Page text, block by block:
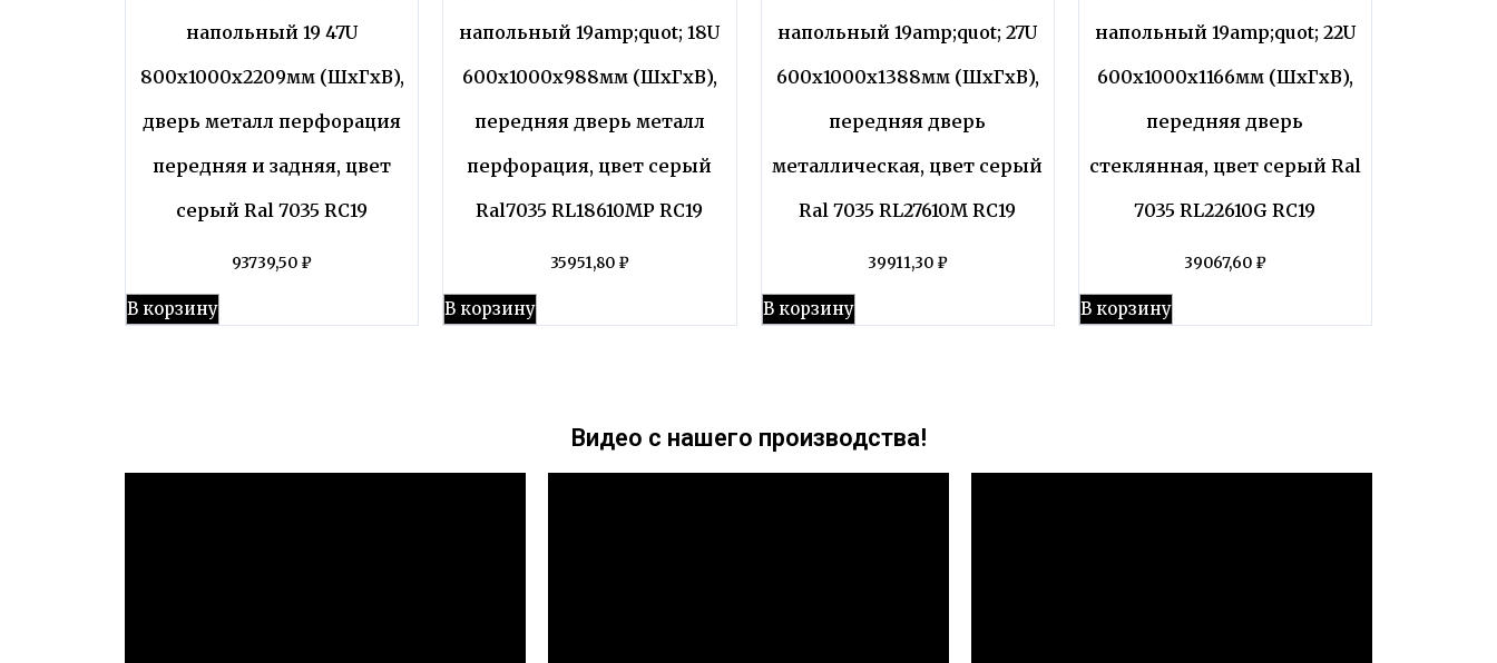
напольный 19 47U
800x1000x2209мм (ШхГхВ),
дверь металл перфорация
передняя и задняя, цвет
серый Ral 7035 RC19
93739,50 ₽
В корзину
напольный 19amp;quot; 18U
600x1000x988мм (ШхГхВ),
передняя дверь металл
перфорация, цвет серый
Ral7035 RL18610MP RC19
35951,80 ₽
В корзину
напольный 19amp;quot; 27U
600x1000x1388мм (ШхГхВ),
передняя дверь
металлическая, цвет серый
Ral 7035 RL27610M RC19
39911,30 ₽
В корзину
напольный 19amp;quot; 22U
600x1000x1166мм (ШхГхВ),
передняя дверь
стеклянная, цвет серый Ral
7035 RL22610G RC19
39067,60 ₽
В корзину
Видео с нашего производства!